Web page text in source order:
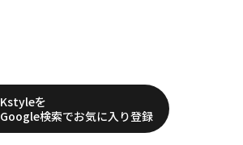
Kstyleを
Google検索でお気に入り登録